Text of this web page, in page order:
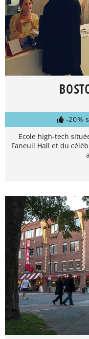
-20%
Ecole high-tech
Faneuil Hall et du